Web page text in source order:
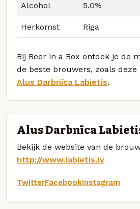
Alcohol 5.0%
Herkomst Riga
Bij Beer in a Box ontdek je de
de beste brouwers, zoals deze
Alus Darbnīca Labietis.
Alus Darbnīca
Bekijk de website van de
http://www.labietis.lv
TwitterFacebookInstagram